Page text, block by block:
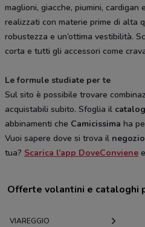
maglioni, giacche, piumini, cardigan
realizzati con materie prime di alta
robustezza e un’ottima vestibilità.
corta e tutti gli accessori come
Le formule studiate per te
Sul sito è possibile trovare
acquistabili subito. Sfoglia il
abbinamenti che Camicissima ha
Vuoi sapere dove si trova il negozio
tua? Scarica l’app DoveConviene
Offerte volantini e cataloghi
VIAREGGIO